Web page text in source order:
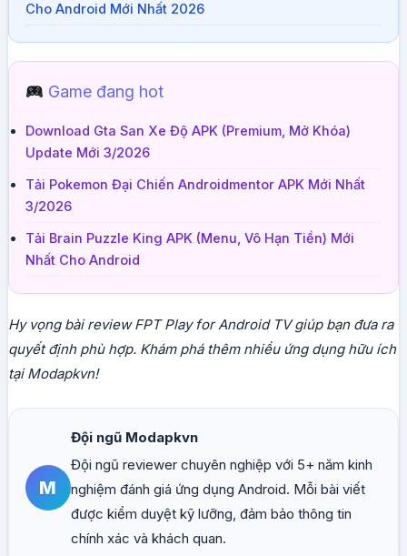
Cho Android Mới Nhất 2026
Game đang hot
Download Gta San Xe Độ APK (Premium, Mở Khóa)
Update Mới 3/2026
Tải Pokemon Đại Chiến Androidmentor APK Mới Nhất
3/2026
Tải Brain Puzzle King APK (Menu, Vô Hạn Tiền) Mới
Nhất Cho Android
Hy vọng bài review FPT Play for Android TV giúp bạn đưa ra
quyết định phù hợp. Khám phá thêm nhiều ứng dụng hữu ích
tại Modapkvn!
M
Đội ngũ Modapkvn
Đội ngũ reviewer chuyên nghiệp với 5+ năm kinh
nghiệm đánh giá ứng dụng Android. Mỗi bài viết
được kiểm duyệt kỹ lưỡng, đảm bảo thông tin
chính xác và khách quan.